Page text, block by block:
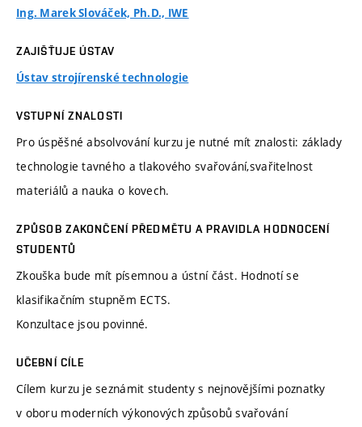
Ing. Marek Slováček, Ph.D., IWE
ZAJIŠŤUJE ÚSTAV
Ústav strojírenské technologie
VSTUPNÍ ZNALOSTI
Pro úspěšné absolvování kurzu je nutné mít znalosti: základy
technologie tavného a tlakového svařování,svařitelnost
materiálů a nauka o kovech.
ZPŮSOB ZAKONČENÍ PŘEDMĚTU A PRAVIDLA HODNOCENÍ
STUDENTŮ
Zkouška bude mít písemnou a ústní část. Hodnotí se
klasifikačním stupněm ECTS.
Konzultace jsou povinné.
UČEBNÍ CÍLE
Cílem kurzu je seznámit studenty s nejnovějšími poznatky
v oboru moderních výkonových způsobů svařování